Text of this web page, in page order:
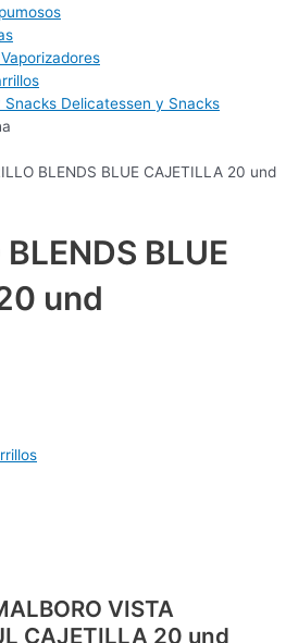
Vaporizadores
Delicatessen y Snacks
BLENDS BLUE CAJETILLA 20 und
BLUE
und
VISTA
CAJETILLA 20 und